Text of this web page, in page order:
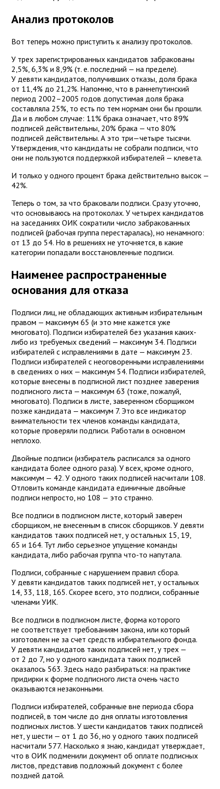
Анализ протоколов
Вот теперь можно приступить к анализу протоколов.
У трех зарегистрированных кандидатов забракованы
2,5%, 6,3% и 8,9% (т. е. последний — на пределе).
У девяти кандидатов, получивших отказы, доля брака
от 11,4% до 21,2%. Напомню, что в раннепутинский
период 2002–2005 годов допустимая доля брака
составляла 25%, то есть по тем нормам они бы прошли.
Да и в любом случае: 11% брака означает, что 89%
подписей действительны, 20% брака — что 80%
подписей действительны. А это три—четыре тысячи.
Утверждения, что кандидаты не собрали подписи, что
они не пользуются поддержкой избирателей — клевета.
И только у одного процент брака действительно высок —
42%.
Теперь о том, за что браковали подписи. Сразу уточню,
что основываюсь на протоколах. У четырех кандидатов
на заседаниях ОИК сократили число забракованных
подписей (рабочая группа перестаралась), но ненамного:
от 13 до 54. Но в решениях не уточняется, в какие
категории попадали восстановленные подписи.
Наименее распространенные
основания для отказа
Подписи лиц, не обладающих активным избирательным
правом — максимум 65 (и это мне кажется уже
многовато). Подписи избирателей без указания каких-
либо из требуемых сведений — максимум 34. Подписи
избирателей с исправлениями в дате — максимум 23.
Подписи избирателей с неоговоренными исправлениями
в сведениях о них — максимум 54. Подписи избирателей,
которые внесены в подписной лист позднее заверения
подписного листа — максимум 63 (тоже, пожалуй,
многовато). Подписи в листе, заверенном сборщиком
позже кандидата — максимум 7. Это все индикатор
внимательности тех членов команды кандидата,
которые проверяли подписи. Работали в основном
неплохо.
Двойные подписи (избиратель расписался за одного
кандидата более одного раза). У всех, кроме одного,
максимум — 42. У одного таких подписей насчитали 108.
Отловить команде кандидата единичные двойные
подписи непросто, но 108 — это странно.
Все подписи в подписном листе, который заверен
сборщиком, не внесенным в список сборщиков. У девяти
кандидатов таких подписей нет, у остальных 15, 19,
65 и 164. Тут либо серьезное упущение команды
кандидата, либо рабочая группа что-то напутала.
Подписи, собранные с нарушением правил сбора.
У девяти кандидатов таких подписей нет, у остальных
14, 33, 118, 165. Скорее всего, это подписи, собранные
членами УИК.
Все подписи в подписном листе, форма которого
не соответствует требованиям закона, или который
изготовлен не за счет средств избирательного фонда.
У девяти кандидатов таких подписей нет, у трех —
от 2 до 7, но у одного кандидата таких подписей
оказалось 563. Здесь надо разбираться: на практике
придирки к форме подписного листа очень часто
оказываются незаконными.
Подписи избирателей, собранные вне периода сбора
подписей, в том числе до дня оплаты изготовления
подписных листов. У шести кандидатов таких подписей
нет, у шести — от 1 до 36, но у одного таких подписей
насчитали 577. Насколько я знаю, кандидат утверждает,
что в ОИК подменили документ об оплате подписных
листов, представив подложный документ с более
поздней датой.